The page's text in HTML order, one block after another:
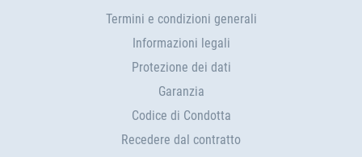
Termini e condizioni generali
Informazioni legali
Protezione dei dati
Garanzia
Codice di Condotta
Recedere dal contratto